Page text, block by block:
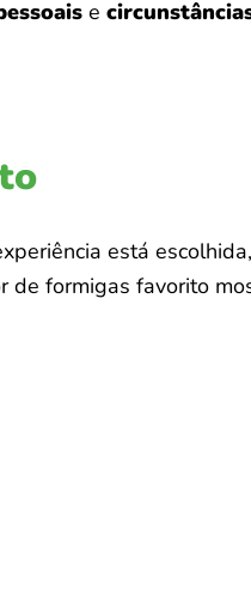
e
está escolhida,
de formigas favorito